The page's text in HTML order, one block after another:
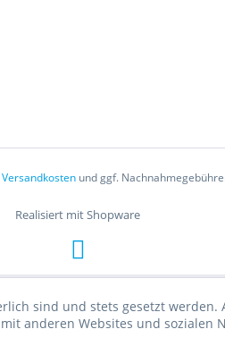
Versandkostenund ggf.
Realisiert mit Shopware
sind und stets gesetzt werden.
anderen Websites und sozialen